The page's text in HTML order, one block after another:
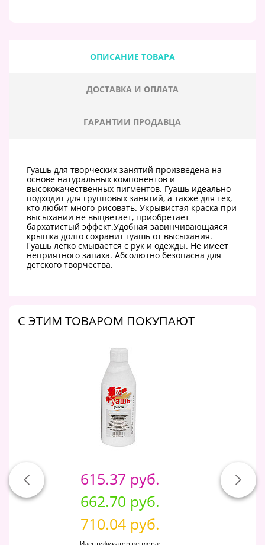
ОПИСАНИЕ ТОВАРА
ДОСТАВКА И ОПЛАТА
ГАРАНТИИ ПРОДАВЦА
Гуашь для творческих занятий произведена на
основе натуральных компонентов и
высококачественных пигментов. Гуашь идеально
подходит для групповых занятий, а также для тех,
кто любит много рисовать. Укрывистая краска при
высыхании не выцветает, приобретает
бархатистый эффект.Удобная завинчивающаяся
крышка долго сохранит гуашь от высыхания.
Гуашь легко смывается с рук и одежды. Не имеет
неприятного запаха. Абсолютно безопасна для
детского творчества.
C ЭТИМ ТОВАРОМ ПОКУПАЮТ
615.37 руб.
662.70 руб.
710.04 руб.